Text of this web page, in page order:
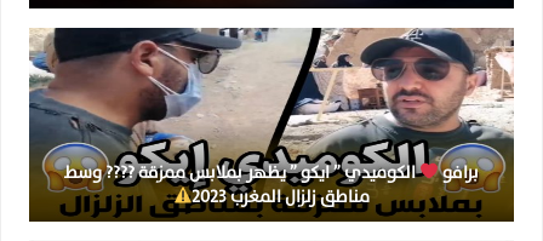
برافو
الكوميدي ” ايكو ” يظهر بملابس ممزقة ???? وسط
مناطق زلزال المغرب 2023